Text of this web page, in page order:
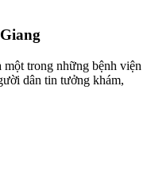
trong những bệnh viện
dân tin tưởng khám,